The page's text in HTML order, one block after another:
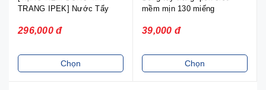
TRANG IPEK] Nước Tẩy
Clinic B5 Dưỡng Ẩm Da -
296,000 đ
Chọn
mềm mịn 130 miếng
39,000 đ
Chọn